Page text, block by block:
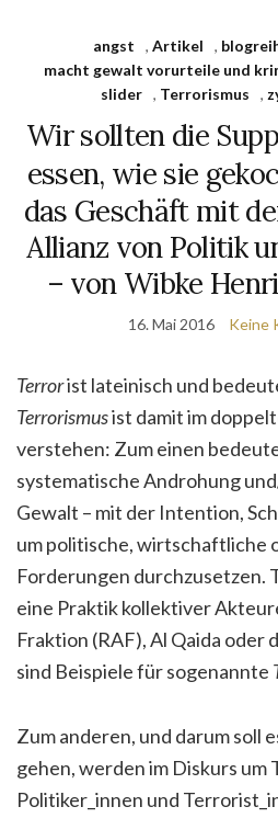
angst , Artikel ,
macht gewalt vorurteile und
slider , Terrorismus ,
Wir sollten die
essen, wie sie
das Geschäft mit
Allianz von Politik
– von Wibke
16. Mai 2016 Keine
Terrorist lateinisch und
Terrorismusist damit im
verstehen: Zum einen
systematische Androhung
Gewalt – mit der Intention,
um politische, wirtschaftliche
Forderungen durchzusetzen.
eine Praktik kollektiver
Fraktion (RAF), Al Qaida oder
sind Beispiele für sogenannte
Zum anderen, und darum soll
gehen, werden im Diskurs um
Politiker_innen und